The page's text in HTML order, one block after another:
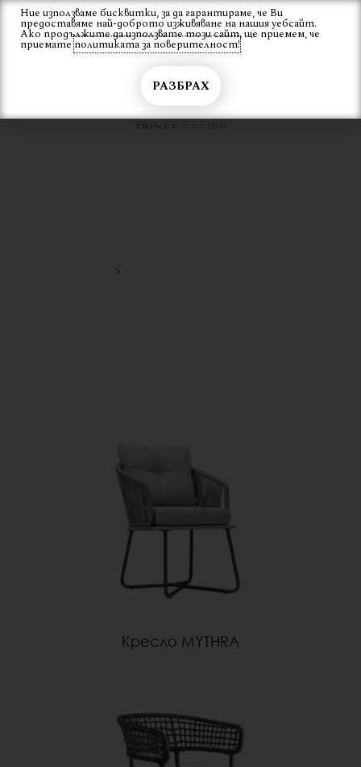
Skip
content
Вход
Кресло MYTHRA
Ние използваме бисквитки, за да гарантираме, че Ви
предоставяме най-доброто изживяване на нашия уебсайт.
Ако продължите да използвате този сайт, ще приемем, че
приематеполитиката за поверителност!
РАЗБРАХ